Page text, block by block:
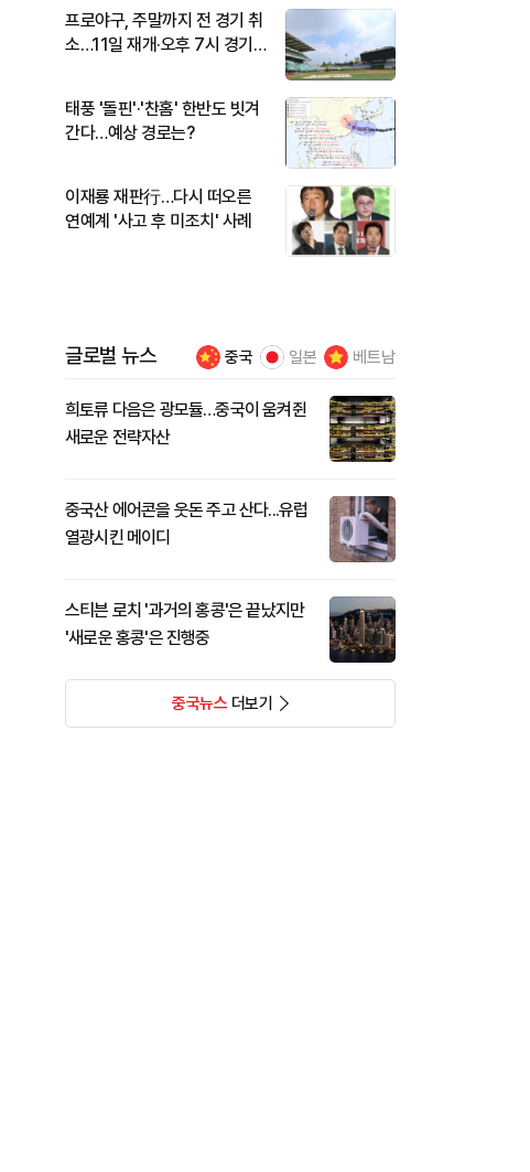
프로야구, 주말까지 전 경기 취
소…11일 재개·오후 7시 경기
태풍 '돌핀'·'찬홈' 한반도 빗겨
간다…예상 경로는?
이재룡 재판行…다시 떠오른
연예계 '사고 후 미조치' 사례
글로벌 뉴스 중국 일본 베트남
희토류 다음은 광모듈…중국이 움켜쥔
새로운 전략자산
중국산 에어콘을 웃돈 주고 산다...유럽
열광시킨 메이디
스티븐 로치 '과거의 홍콩'은 끝났지만
'새로운 홍콩'은 진행중
중국뉴스더보기